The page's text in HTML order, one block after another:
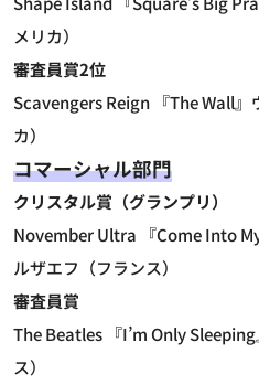
メリカ）
審査員賞2位
Scavengers Reign 『The Wall』
カ）
コマーシャル部門
クリスタル賞（グランプリ）
November Ultra 『Come Into
ルザエフ（フランス）
審査員賞
The Beatles 『I’m Only
ス）